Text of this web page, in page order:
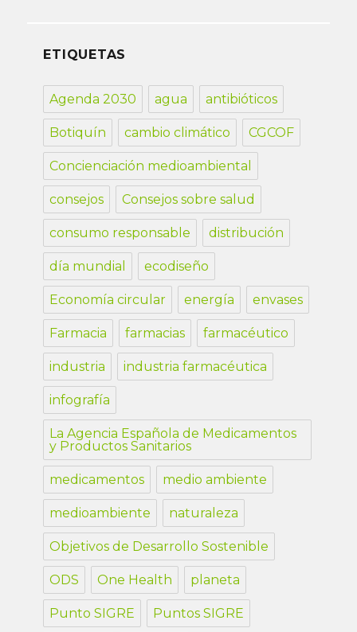
ETIQUETAS
Agenda 2030 agua antibióticos
Botiquín cambio climático CGCOF
Concienciación medioambiental
consejos Consejos sobre salud
consumo responsable distribución
día mundial ecodiseño
Economía circular energía envases
Farmacia farmacias farmacéutico
industria industria farmacéutica
infografía
La Agencia Española de Medicamentos
y Productos Sanitarios
medicamentos medio ambiente
medioambiente naturaleza
Objetivos de Desarrollo Sostenible
ODS One Health planeta
Punto SIGRE Puntos SIGRE